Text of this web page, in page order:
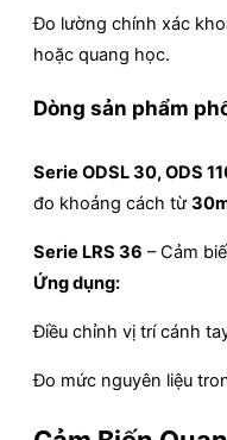
Đo lường chính xác
hoặc quang học.
Dòng sản phẩm
Serie ODSL 30, ODS
đo khoảng cách từ
Serie LRS 36 – Cảm
Ứng dụng:
Điều chỉnh vị trí cánh
Đo mức nguyên liệu